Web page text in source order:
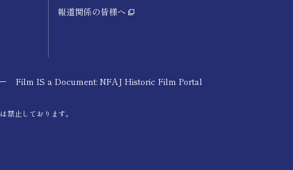
報道関係の皆様へ
ー Film IS a Document: NFAJ Historic Film Portal
禁止しております。